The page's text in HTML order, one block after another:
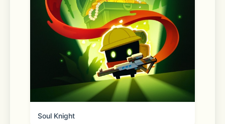
ID”，进入“账户设置”页面，点击“订阅”，
选择“快手超粉团连续包月”，取消订阅即
可。
6.超粉团服务协议：
https://ppg.viviv.com/doodle/YnZeNydF.html
Soul Knight